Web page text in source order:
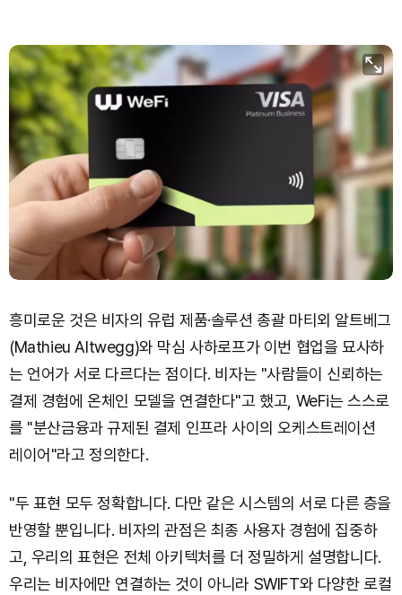
흥미로운 것은 비자의 유럽 제품·솔루션 총괄 마티외 알트베그
(Mathieu Altwegg)와 막심 사하로프가 이번 협업을 묘사하
는 언어가 서로 다르다는 점이다. 비자는 "사람들이 신뢰하는
결제 경험에 온체인 모델을 연결한다"고 했고, WeFi는 스스로
를 "분산금융과 규제된 결제 인프라 사이의 오케스트레이션
레이어"라고 정의한다.
"두 표현 모두 정확합니다. 다만 같은 시스템의 서로 다른 층을
반영할 뿐입니다. 비자의 관점은 최종 사용자 경험에 집중하
고, 우리의 표현은 전체 아키텍처를 더 정밀하게 설명합니다.
우리는 비자에만 연결하는 것이 아니라 SWIFT와 다양한 로컬